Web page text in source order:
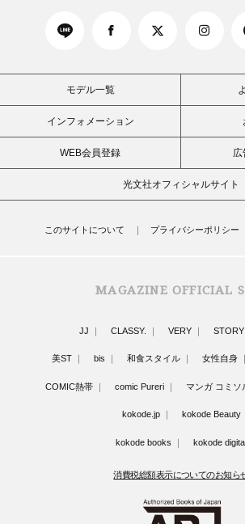
モデル一覧
インフォメーション
WEB会員登録 広
光文社オフィシャルサイト
このサイトについて プライバシーポリシー
MAGAZINE OFFICIAL
JJ CLASSY. VERY STORY
美ST bis 和食スタイル 女性自身
COMIC熱帯 comic Pureri マンガ コミソ
kokode.jp kokode Beauty
kokode books kokode
消費税総額表示についてのお知ら